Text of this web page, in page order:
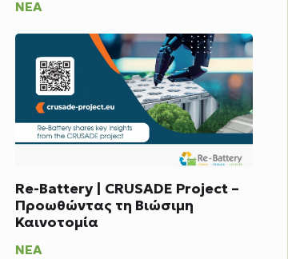
ΝΈΑ
Re-Battery | CRUSADE Project –
Προωθώντας τη Βιώσιμη
Καινοτομία
ΝΈΑ